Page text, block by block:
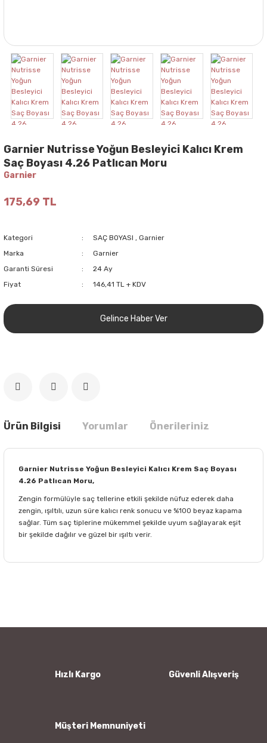
Garnier Nutrisse Yoğun Besleyici Kalıcı Krem
Saç Boyası 4.26 Patlıcan Moru
Garnier
175,69 TL
Kategori SAÇ BOYASI , Garnier
Marka
Garnier
Garanti Süresi
24 Ay
Fiyat
146,41 TL + KDV
Gelince Haber Ver
Ürün Bilgisi Yorumlar Önerileriniz
Garnier Nutrisse Yoğun Besleyici Kalıcı Krem Saç Boyası
4.26 Patlıcan Moru,
Zengin formülüyle saç tellerine etkili şekilde nüfuz ederek daha
zengin, ışıltılı, uzun süre kalıcı renk sonucu ve %100 beyaz kapama
sağlar. Tüm saç tiplerine mükemmel şekilde uyum sağlayarak eşit
bir şekilde dağılır ve güzel bir ışıltı verir.
Ürün bilgilerinde hatalar bulunuyor.
Hızlı Kargo Güvenli Alışveriş
Müşteri Memnuniyeti